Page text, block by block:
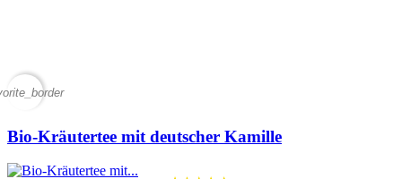
Bio-Kräutertee mit deutscher Kamille